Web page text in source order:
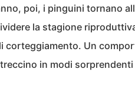
poi, i pinguini tornano
la stagione
corteggiamento. Un
in modi